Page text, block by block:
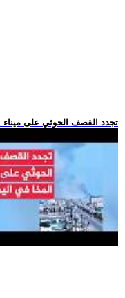
.. تجدد القصف الحوثي على ميناء